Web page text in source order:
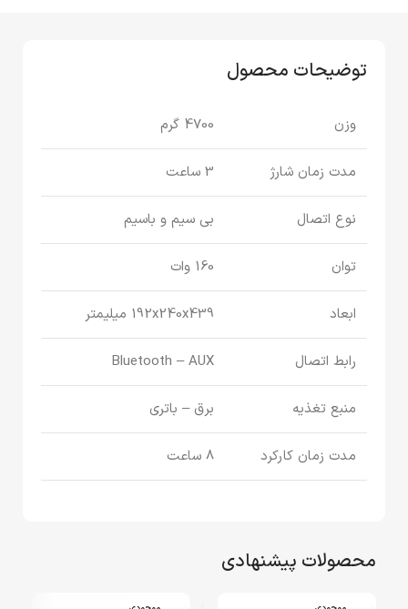
توضیحات محصول
وزن 4700 گرم
مدت زمان شارژ 3 ساعت
نوع اتصال بی سیم و باسیم
توان 160 وات
ابعاد 192x240x439 میلیمتر
رابط اتصال Bluetooth – AUX
منبع تغذیه برق – باتری
مدت زمان کارکرد 8 ساعت
محصولات پیشنهادی